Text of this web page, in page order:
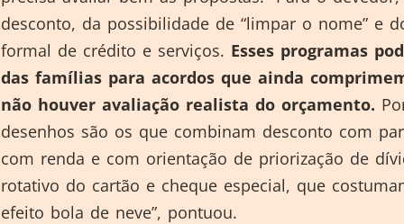
desconto, da possibilidade de “limpar o nome” e
formal de crédito e serviços. Esses programas
das famílias para acordos que ainda
não houver avaliação realista do orçamento.
desenhos são os que combinam desconto com
com renda e com orientação de priorização de
rotativo do cartão e cheque especial, que
efeito bola de neve”, pontuou.